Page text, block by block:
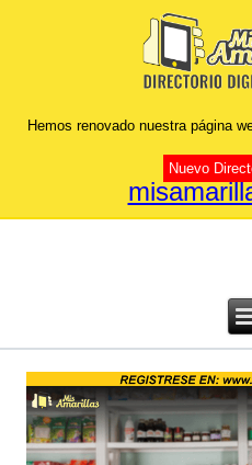
Hemos renovado nuestra página
Nuevo